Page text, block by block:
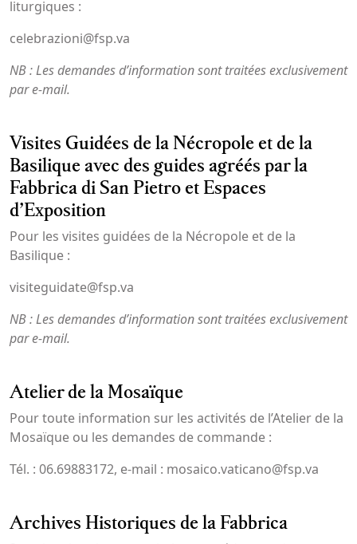
liturgiques :
celebrazioni@fsp.va
NB : Les demandes d’information sont traitées exclusivement
par e-mail.
Visites Guidées de la Nécropole et de la
Basilique avec des guides agréés par la
Fabbrica di San Pietro et Espaces
d’Exposition
Pour les visites guidées de la Nécropole et de la
Basilique :
visiteguidate@fsp.va
NB : Les demandes d’information sont traitées exclusivement
par e-mail.
Atelier de la Mosaïque
Pour toute information sur les activités de l’Atelier de la
Mosaïque ou les demandes de commande :
Tél. : 06.69883172, e-mail : mosaico.vaticano@fsp.va
Archives Historiques de la Fabbrica